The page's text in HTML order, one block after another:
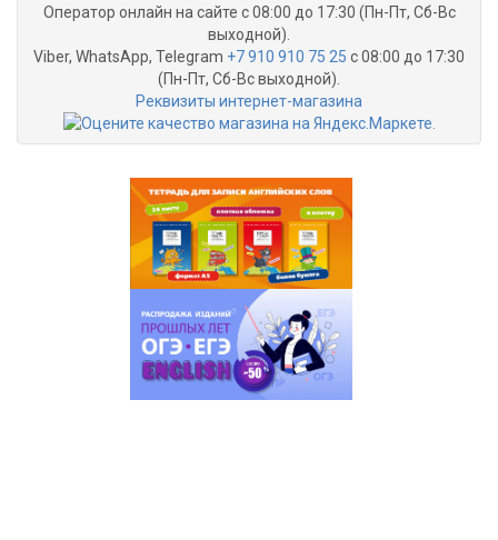
Оператор онлайн на сайте с 08:00 до 17:30 (Пн-Пт, Сб-Вс
выходной).
Viber, WhatsApp, Telegram +7 910 910 75 25 с 08:00 до 17:30
(Пн-Пт, Сб-Вс выходной).
Реквизиты интернет-магазина